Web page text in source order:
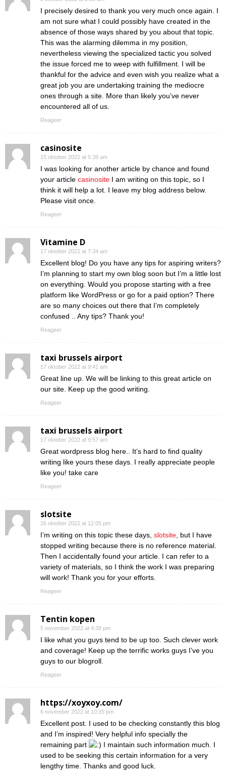
I precisely desired to thank you very much once again. I
am not sure what I could possibly have created in the
absence of those ways shared by you about that topic.
This was the alarming dilemma in my position,
nevertheless viewing the specialized tactic you solved
the issue forced me to weep with fulfillment. I will be
thankful for the advice and even wish you realize what a
great job you are undertaking training the mediocre
ones through a site. More than likely you’ve never
encountered all of us.
Reageer
casinosite
15 oktober 2022 at 5:39 am
I was looking for another article by chance and found
your article casinosite I am writing on this topic, so I
think it will help a lot. I leave my blog address below.
Please visit once.
Reageer
Vitamine D
17 oktober 2022 at 7:34 am
Excellent blog! Do you have any tips for aspiring writers?
I’m planning to start my own blog soon but I’m a little lost
on everything. Would you propose starting with a free
platform like WordPress or go for a paid option? There
are so many choices out there that I’m completely
confused .. Any tips? Thank you!
Reageer
taxi brussels airport
17 oktober 2022 at 9:41 am
Great line up. We will be linking to this great article on
our site. Keep up the good writing.
Reageer
taxi brussels airport
17 oktober 2022 at 9:57 am
Great wordpress blog here.. It’s hard to find quality
writing like yours these days. I really appreciate people
like you! take care
Reageer
slotsite
26 oktober 2022 at 12:05 pm
I’m writing on this topic these days, slotsite , but I have
stopped writing because there is no reference material.
Then I accidentally found your article. I can refer to a
variety of materials, so I think the work I was preparing
will work! Thank you for your efforts.
Reageer
Tentin kopen
5 november 2022 at 4:38 pm
I like what you guys tend to be up too. Such clever work
and coverage! Keep up the terrific works guys I’ve you
guys to our blogroll.
Reageer
https://xoyxoy.com/
6 november 2022 at 10:35 pm
Excellent post. I used to be checking constantly this blog
and I’m inspired! Very helpful info specially the
remaining part
I maintain such information much. I
used to be seeking this certain information for a very
lengthy time. Thanks and good luck.